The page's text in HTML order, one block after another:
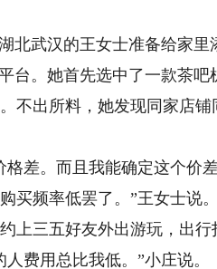
武汉的王女士准备给家里
台。她首先选中了一款茶吧
不出所料，她发现同家店铺
差。而且我能确定这个价
买频率低罢了。”王女士说。
三五好友外出游玩，出行
费用总比我低。”小庄说。